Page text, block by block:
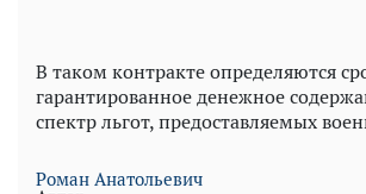
В таком контракте определяются
гарантированное денежное
спектр льгот, предоставляемых
Роман Анатольевич